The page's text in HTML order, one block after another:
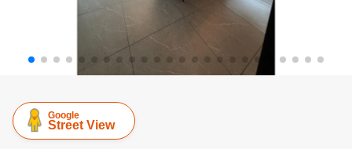
Google
Street View